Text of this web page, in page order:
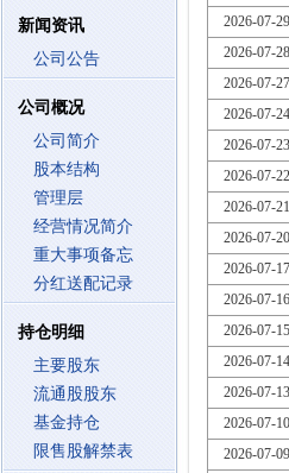
新闻资讯
公司公告
公司概况
公司简介
股本结构
管理层
经营情况简介
重大事项备忘
分红送配记录
持仓明细
主要股东
流通股股东
基金持仓
限售股解禁表
2026-07-29
2026-07-28
2026-07-27
2026-07-24
2026-07-23
2026-07-22
2026-07-21
2026-07-20
2026-07-17
2026-07-16
2026-07-15
2026-07-14
2026-07-13
2026-07-10
2026-07-09